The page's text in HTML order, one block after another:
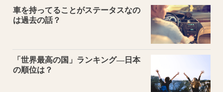
車を持ってることがステータスなの
は過去の話？
「世界最高の国」ランキング―日本
の順位は？